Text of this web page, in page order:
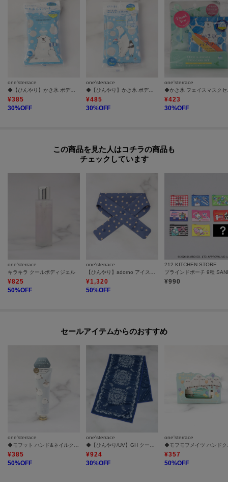
one'sterrace
¥385
30%OFF
one'sterrace
¥485
30%OFF
one'sterrace
¥423
30%OFF
この商品を見た人はコチラの商品も
チェックしています
one'sterrace
キラキラ クールボディジェル
¥825
50%OFF
one'sterrace
【ひんやり】adorno アイスネッククーラー
¥1,320
50%OFF
212 KITCHEN STORE
¥990
セールアイテムからのおすすめ
one'sterrace
¥385
50%OFF
one'sterrace
¥924
30%OFF
one'sterrace
¥357
50%OFF